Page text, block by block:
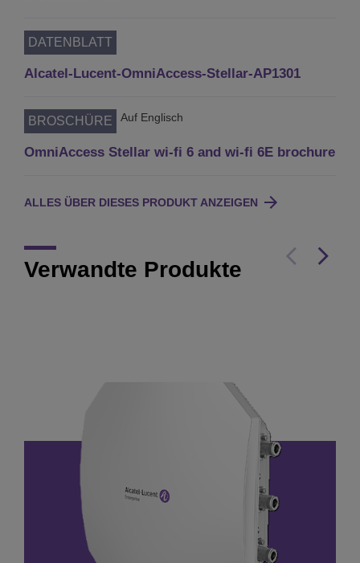
DATENBLATT
Alcatel-Lucent-OmniAccess-Stellar-AP1301
BROSCHÜRE Auf Englisch
OmniAccess Stellar wi-fi 6 and wi-fi 6E brochure
ALLES ÜBER DIESES PRODUKT ANZEIGEN
Verwandte Produkte
OmniAccess Stellar
Access Point